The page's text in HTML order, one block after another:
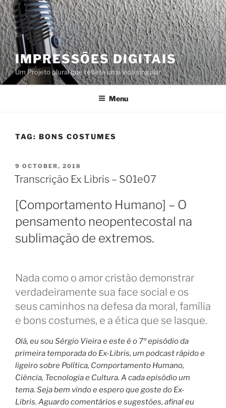
Skip
to
content
IMPRESSÕES DIGITAIS
Um Projeto plural que reflete uma vida singular
Menu
TAG: BONS COSTUMES
POSTED
ON
9 OCTOBER, 2018
Transcrição Ex Libris – S01e07
[Comportamento Humano] – O
pensamento neopentecostal na
sublimação de extremos.
Nada como o amor cristão demonstrar
verdadeiramente sua face social e os
seus caminhos na defesa da moral, família
e bons costumes, e a ética que se lasque.
Olá, eu sou Sérgio Vieira e este é o 7º episódio da
primeira temporada do Ex-Libris, um podcast rápido e
ligeiro sobre Política, Comportamento Humano,
Ciência, Tecnologia e Cultura. A cada episódio um
tema. Seja bem vindo e espero que goste do Ex-
Libris. Aguardo comentários e sugestões, afinal eu